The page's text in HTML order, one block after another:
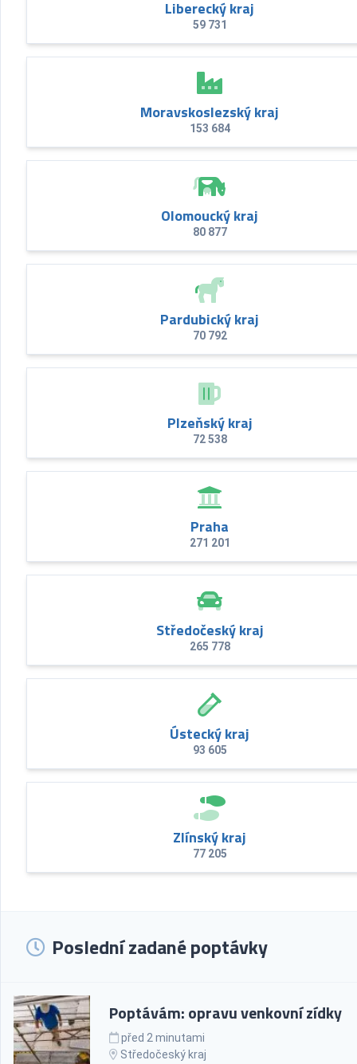
Liberecký kraj
59 731
Moravskoslezský kraj
153 684
Olomoucký kraj
80 877
Pardubický kraj
70 792
Plzeňský kraj
72 538
Praha
271 201
Středočeský kraj
265 778
Ústecký kraj
93 605
Zlínský kraj
77 205
Poslední zadané poptávky
Poptávám: opravu venkovní zídky
před 2 minutami
Středočeský kraj